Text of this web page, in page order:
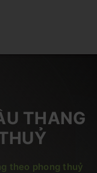
THANG
theo phong thuỷ